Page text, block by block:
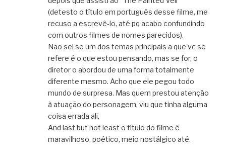
(detesto o título em português desse filme, me
recuso a escrevê-lo, até pq acabo confundindo
com outros filmes de nomes parecidos).
Não sei se um dos temas principais a que vc se
refere é o que estou pensando, mas se for, o
diretor o abordou de uma forma totalmente
diferente mesmo. Acho que ele pegou todo
mundo de surpresa. Mas quem prestou atenção
à atuação do personagem, viu que tinha alguma
coisa errada ali.
And last but not least o título do filme é
maravilhoso, poético, meio nostálgico até.